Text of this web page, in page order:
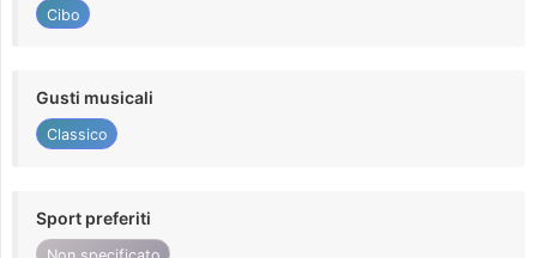
Cibo
Gusti musicali
Classico
Sport preferiti